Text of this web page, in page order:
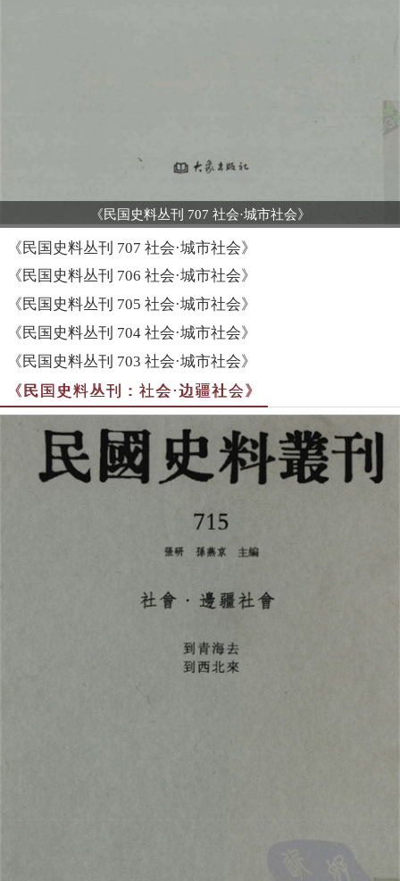
《民国史料丛刊 707 社会·城市社会》
《民国史料丛刊 707 社会·城市社会》
《民国史料丛刊 706 社会·城市社会》
《民国史料丛刊 705 社会·城市社会》
《民国史料丛刊 704 社会·城市社会》
《民国史料丛刊 703 社会·城市社会》
《民国史料丛刊：社会·边疆社会》